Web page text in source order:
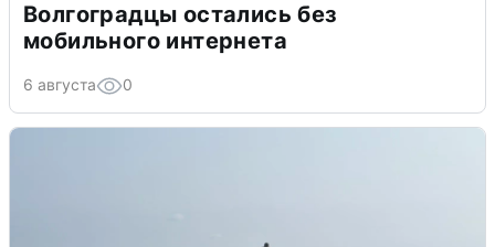
Волгоградцы остались без
мобильного интернета
6 августа 0